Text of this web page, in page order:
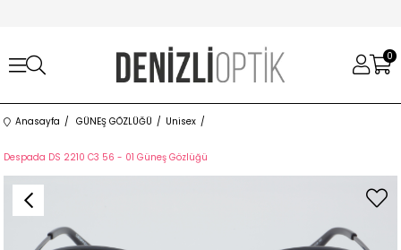
0
Anasayfa GÜNEŞ GÖZLÜĞÜ Unisex
Despada DS 2210 C3 56 - 01 Güneş Gözlüğü